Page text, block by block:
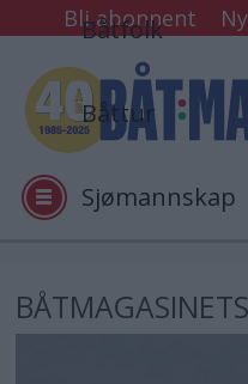
Bli abonnent
Båtfolk
Båttur
Sjømannskap